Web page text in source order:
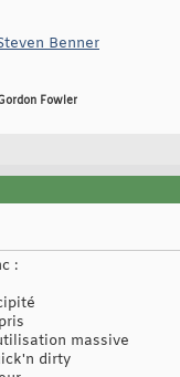
Benner
Fowler
:
massive
dirty